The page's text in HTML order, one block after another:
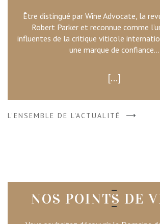
Être distingué par Wine Advocate, la
Robert Parker et reconnue comme
influentes de la critique viticole
une marque de confiance...
...
L'ENSEMBLE DE L'ACTUALITÉ
NOS POINTS DE